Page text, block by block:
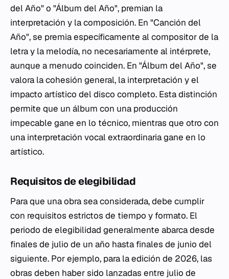
del Año" o "Álbum del Año", premian la
interpretación y la composición. En "Canción del
Año", se premia específicamente al compositor de la
letra y la melodía, no necesariamente al intérprete,
aunque a menudo coinciden. En "Álbum del Año", se
valora la cohesión general, la interpretación y el
impacto artístico del disco completo. Esta distinción
permite que un álbum con una producción
impecable gane en lo técnico, mientras que otro con
una interpretación vocal extraordinaria gane en lo
artístico.
Requisitos de elegibilidad
Para que una obra sea considerada, debe cumplir
con requisitos estrictos de tiempo y formato. El
periodo de elegibilidad generalmente abarca desde
finales de julio de un año hasta finales de junio del
siguiente. Por ejemplo, para la edición de 2026, las
obras deben haber sido lanzadas entre julio de